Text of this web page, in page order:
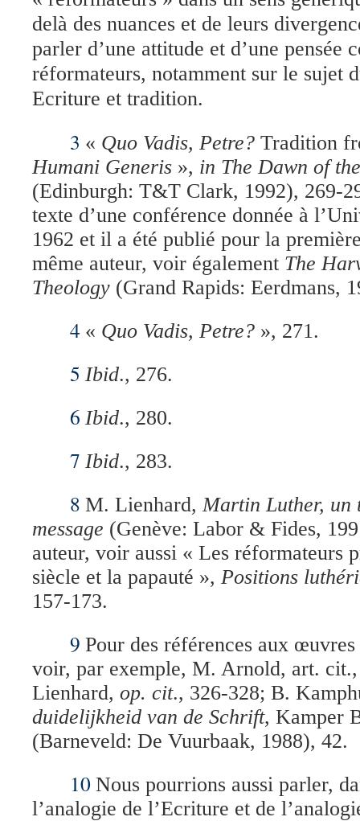
delà des nuances et de leurs
parler d’une attitude et d’une pensée
réformateurs, notamment sur le sujet
Ecriture et tradition.
3 « Quo Vadis, Petre? Tradition
Humani Generis », in The Dawn of
(Edinburgh: T&T Clark, 1992), 269-
texte d’une conférence donnée à
1962 et il a été publié pour la
même auteur, voir également The
Theology (Grand Rapids: Eerdmans,
4 « Quo Vadis, Petre? », 271.
5 Ibid., 276.
6 Ibid., 280.
7 Ibid., 283.
8 M. Lienhard,Martin Luther, un
message (Genève: Labor & Fides,
auteur, voir aussi « Les réformateurs
siècle et la papauté », Positions
157-173.
9 Pour des références aux
voir, par exemple, M. Arnold, art.
Lienhard, op. cit., 326-328; B.
duidelijkheid van de Schrift, Kamper
(Barneveld: De Vuurbaak, 1988), 42.
10 Nous pourrions aussi parler,
l’analogie de l’Ecriture et de